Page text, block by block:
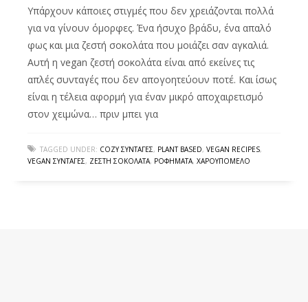
Υπάρχουν κάποιες στιγμές που δεν χρειάζονται πολλά
για να γίνουν όμορφες. Ένα ήσυχο βράδυ, ένα απαλό
φως και μια ζεστή σοκολάτα που μοιάζει σαν αγκαλιά.
Αυτή η vegan ζεστή σοκολάτα είναι από εκείνες τις
απλές συνταγές που δεν απογοητεύουν ποτέ. Και ίσως
είναι η τέλεια αφορμή για έναν μικρό αποχαιρετισμό
στον χειμώνα… πριν μπει για
TAGGED UNDER: COZY ΣΥΝΤΑΓΈΣ, PLANT BASED, VEGAN RECIPES,
VEGAN ΣΥΝΤΑΓΈΣ, ΖΕΣΤΉ ΣΟΚΟΛΆΤΑ, ΡΟΦΉΜΑΤΑ, ΧΑΡΟΥΠΌΜΕΛΟ